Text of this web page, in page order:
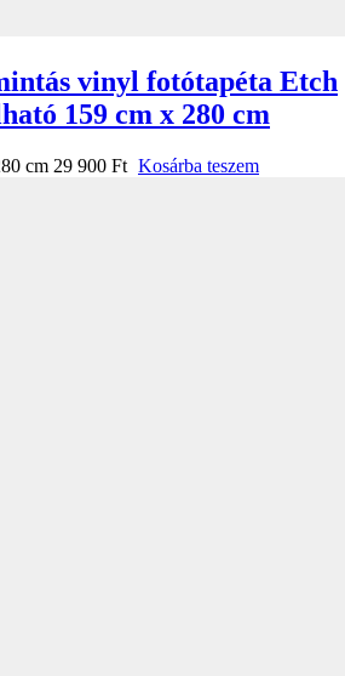
vinyl fotótapéta Etch
159 cm x 280 cm
cm 29 900 Ft Kosárba teszem